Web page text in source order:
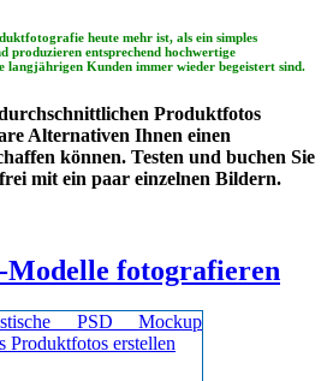
heute mehr ist, als ein simples
produzieren entsprechend hochwertige
langjährigen Kunden immer wieder begeistert sind.
Produktfotos
Alternativen Ihnen einen
können. Testen und buchen Sie
mit ein paar einzelnen Bildern.
Modelle fotografieren